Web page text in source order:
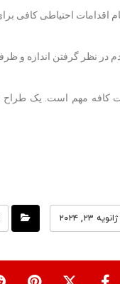
اقدامات احتیاطی کافی
در نظر گرفتن اندازه و
کافه مهم است. یک
ژانویه ۲۳, ۲۰۲۴